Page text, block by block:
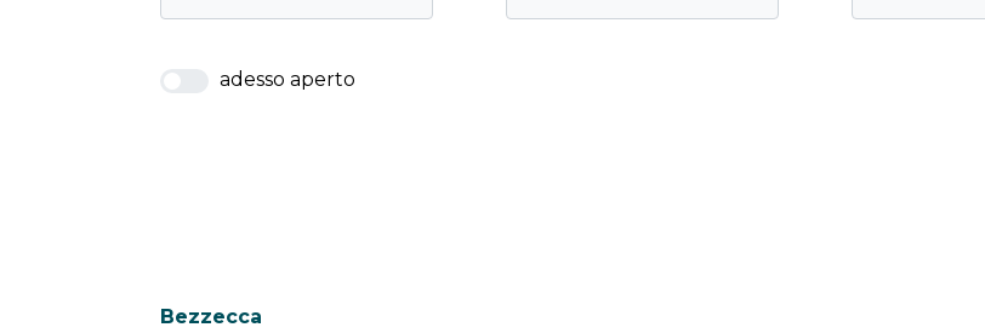
adesso aperto
Bezzecca